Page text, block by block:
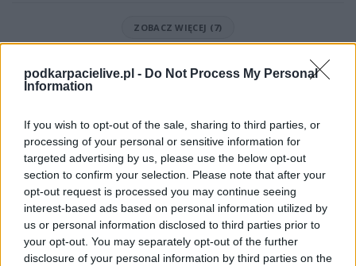
podkarpacielive.pl - Do Not Process My Personal
Information
If you wish to opt-out of the sale, sharing to third parties, or
processing of your personal or sensitive information for
targeted advertising by us, please use the below opt-out
section to confirm your selection. Please note that after your
opt-out request is processed you may continue seeing
interest-based ads based on personal information utilized by
us or personal information disclosed to third parties prior to
your opt-out. You may separately opt-out of the further
disclosure of your personal information by third parties on the
ZOBACZ WIĘCEJ (7)
Mecz Janovia Janowiec - Orły Ruda (Rzeszów > Klasa B, gr. VI)
Spotkanie pomiędzyJanovia Janowiec i Orły Rudarozegrane zostanie
Na stronie PodkarpacieLive.pl znajdziesz
wynik meczu, strzelców
bramek, kartki, składy, statystyki i informacje o przebiegu
spotkania. To kompletne źródło danych dla kibiców i pasjonatów
lokalnej piłki nożnej. Jeżeli aktualnie nie widzisz tutaj danych z pewnością
pracujemy nad tym żeby je uzupełnić.
Wynik meczu Janovia Janowiec vs Orły Ruda
Po zakończeniu spotkania automatycznie publikujemyoficjalny wynik
spotkania, a także dane meczowe, jeśli są dostępne.
Pełny harmonogram rozgrywek dostępny jest tutaj:Rzeszów > Klasa B,